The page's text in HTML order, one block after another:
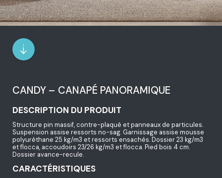
CANDY – CANAPÉ PANORAMIQUE
DESCRIPTION DU PRODUIT
Structure pin massif, contre-plaqué et panneaux de particules.
Suspension assise ressorts no-sag. Garnissage assise mousse
polyuréthane 25 kg/m3 et ressorts ensachés. Dossier 23 kg/m3
et flocca, accoudoirs 23/26 kg/m3 et flocca. Pied bois 4 cm.
Dossier avance-recule.
CARACTÉRISTIQUES